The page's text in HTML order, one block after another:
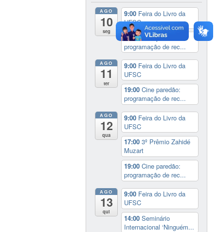
AGO
10
seg
9:00 Feira do Livro da
UFSC
19:00 Cine paredão:
programação de rec...
AGO
11
ter
9:00 Feira do Livro da
UFSC
19:00Cine paredão:
programação de rec...
AGO
12
qua
9:00 Feira do Livro da
UFSC
17:003º Prêmio Zahidé
Muzart
19:00Cine paredão:
programação de rec...
AGO
13
qui
9:00 Feira do Livro da
UFSC
14:00Seminário
Internacional ‘Ninguém...